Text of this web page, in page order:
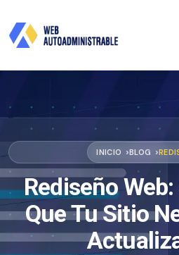
INICIO BLOG
Rediseño
Que Tu Sitio